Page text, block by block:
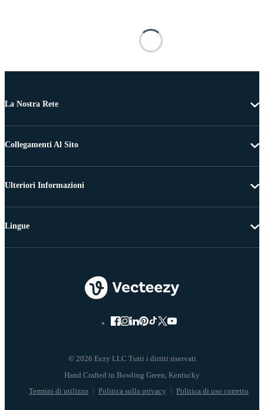
La Nostra Rete
Collegamenti Al Sito
Ulteriori Informazioni
© 2026 Eezy LLC Tutti i diritti riservati
Termini di utilizzo Politica sulla privacy Politica di uso corretto
Lingue